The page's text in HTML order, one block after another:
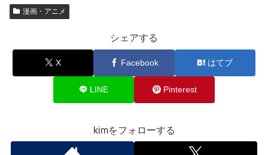
漫画・アニメ
シェアする
X Facebook はてブ
LINE Pinterest
kimをフォローする